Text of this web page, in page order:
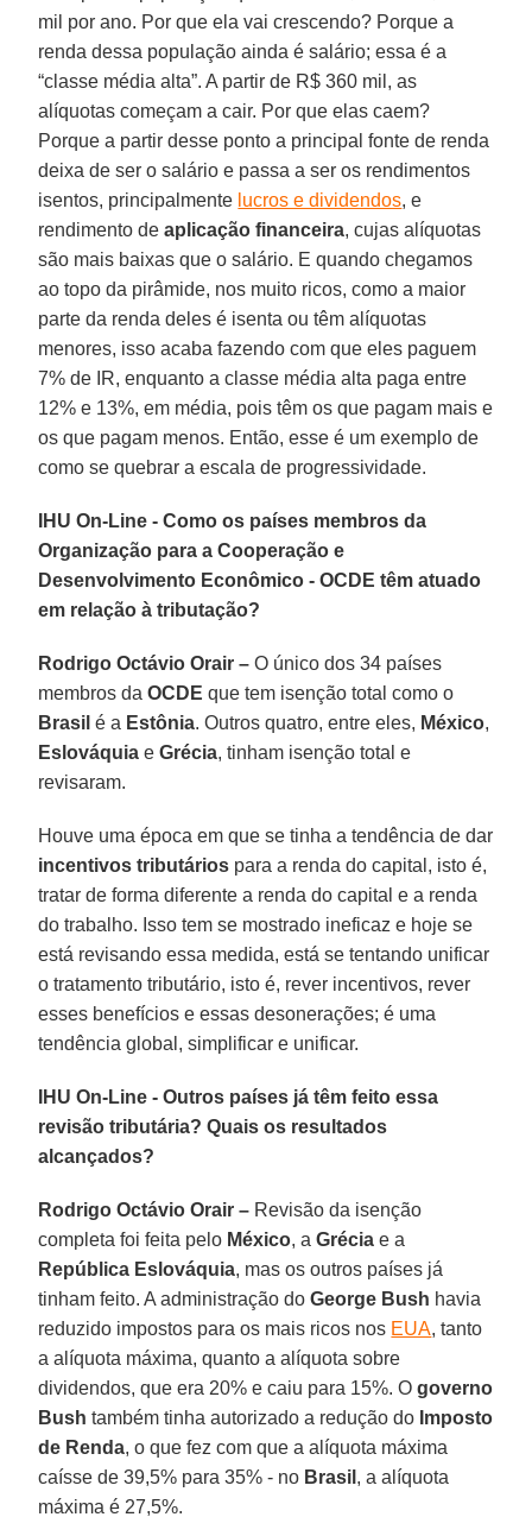
mil por ano. Por que ela vai crescendo? Porque a
renda dessa população ainda é salário; essa é a
“classe média alta”. A partir de R$ 360 mil, as
alíquotas começam a cair. Por que elas caem?
Porque a partir desse ponto a principal fonte de renda
deixa de ser o salário e passa a ser os rendimentos
isentos, principalmente lucros e dividendos, e
rendimento deaplicação financeira, cujas alíquotas
são mais baixas que o salário. E quando chegamos
ao topo da pirâmide, nos muito ricos, como a maior
parte da renda deles é isenta ou têm alíquotas
menores, isso acaba fazendo com que eles paguem
7% de IR, enquanto a classe média alta paga entre
12% e 13%, em média, pois têm os que pagam mais e
os que pagam menos. Então, esse é um exemplo de
como se quebrar a escala de progressividade.
IHU On-Line - Como os países membros da
Organização para a Cooperação e
Desenvolvimento Econômico - OCDE têm atuado
em relação à tributação?
Rodrigo Octávio Orair – O único dos 34 países
membros daOCDE que tem isenção total como o
Brasil é a Estônia. Outros quatro, entre eles, México,
Eslováquia eGrécia, tinham isenção total e
revisaram.
Houve uma época em que se tinha a tendência de dar
incentivos tributários para a renda do capital, isto é,
tratar de forma diferente a renda do capital e a renda
do trabalho. Isso tem se mostrado ineficaz e hoje se
está revisando essa medida, está se tentando unificar
o tratamento tributário, isto é, rever incentivos, rever
esses benefícios e essas desonerações; é uma
tendência global, simplificar e unificar.
IHU On-Line - Outros países já têm feito essa
revisão tributária? Quais os resultados
alcançados?
Rodrigo Octávio Orair – Revisão da isenção
completa foi feita pelo México, aGrécia e a
República Eslováquia, mas os outros países já
tinham feito. A administração do George Bush havia
reduzido impostos para os mais ricos nos EUA, tanto
a alíquota máxima, quanto a alíquota sobre
dividendos, que era 20% e caiu para 15%. Ogoverno
Bush também tinha autorizado a redução do Imposto
de Renda, o que fez com que a alíquota máxima
caísse de 39,5% para 35% - no Brasil , a alíquota
máxima é 27,5%.